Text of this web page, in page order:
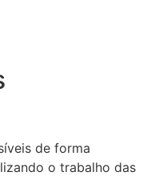
de forma
o trabalho das